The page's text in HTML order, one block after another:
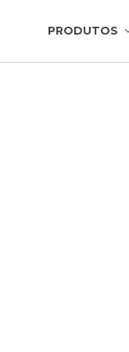
PRODUTOS